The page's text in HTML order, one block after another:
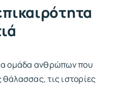
ομάδα ανθρώπων που
τις ιστορίες